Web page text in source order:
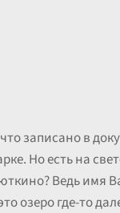
записано в
Но есть на
Ведь имя
озеро где-то